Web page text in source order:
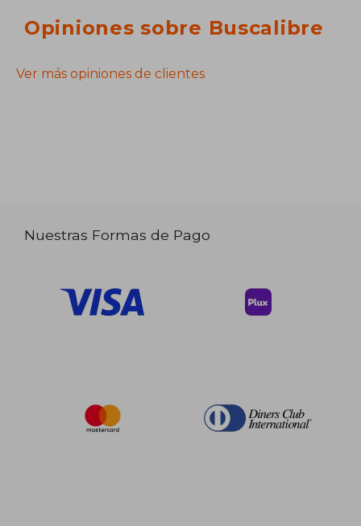
Opiniones sobre Buscalibre
Ver más opiniones de clientes
Nuestras Formas de Pago